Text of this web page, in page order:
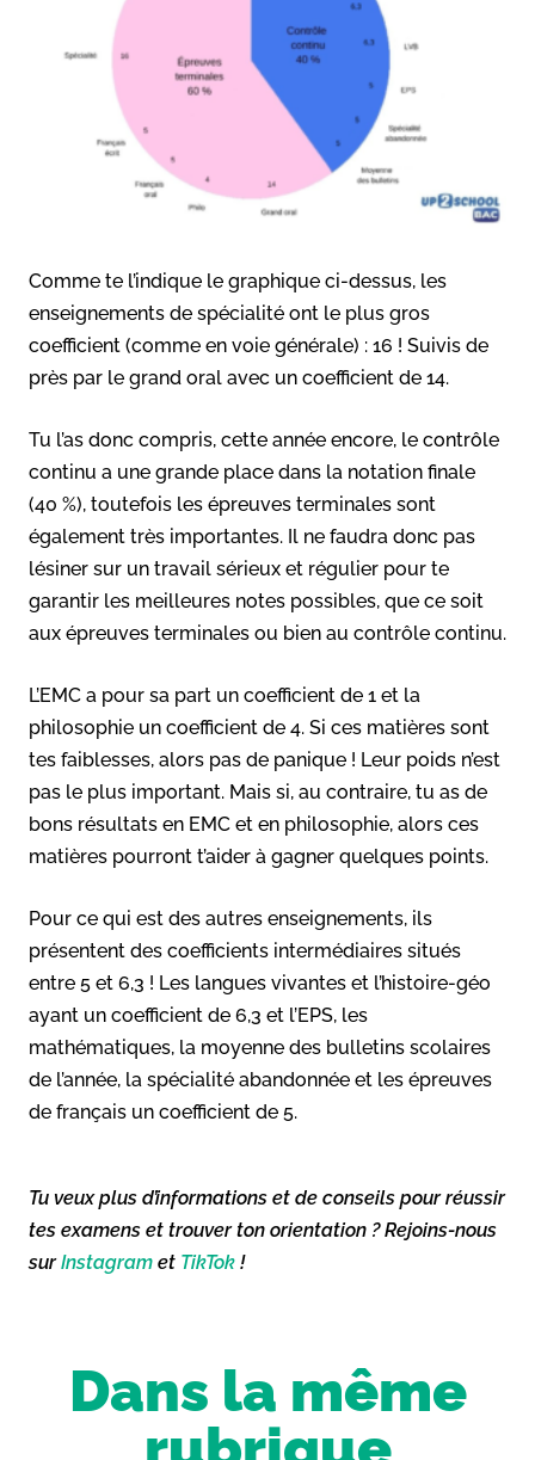
Comme te l’indique le graphique ci-dessus, les
enseignements de spécialité ont le plus gros
coefficient (comme en voie générale) : 16 ! Suivis de
près par le grand oral avec un coefficient de 14.
Tu l’as donc compris, cette année encore, le contrôle
continu a une grande place dans la notation finale
(40 %), toutefois les épreuves terminales sont
également très importantes. Il ne faudra donc pas
lésiner sur un travail sérieux et régulier pour te
garantir les meilleures notes possibles, que ce soit
aux épreuves terminales ou bien au contrôle continu.
L’EMC a pour sa part un coefficient de 1 et la
philosophie un coefficient de 4. Si ces matières sont
tes faiblesses, alors pas de panique ! Leur poids n’est
pas le plus important. Mais si, au contraire, tu as de
bons résultats en EMC et en philosophie, alors ces
matières pourront t’aider à gagner quelques points.
Pour ce qui est des autres enseignements, ils
présentent des coefficients intermédiaires situés
entre 5 et 6,3 ! Les langues vivantes et l’histoire-géo
ayant un coefficient de 6,3 et l’EPS, les
mathématiques, la moyenne des bulletins scolaires
de l’année, la spécialité abandonnée et les épreuves
de français un coefficient de 5.
Tu veux plus d’informations et de conseils pour réussir
tes examens et trouver ton orientation ? Rejoins-nous
surInstagram et TikTok !
Dans la même